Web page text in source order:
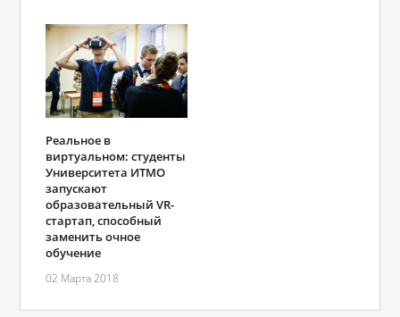
Реальное в
виртуальном: студенты
Университета ИТМО
запускают
образовательный VR-
стартап, способный
заменить очное
обучение
02 Марта 2018